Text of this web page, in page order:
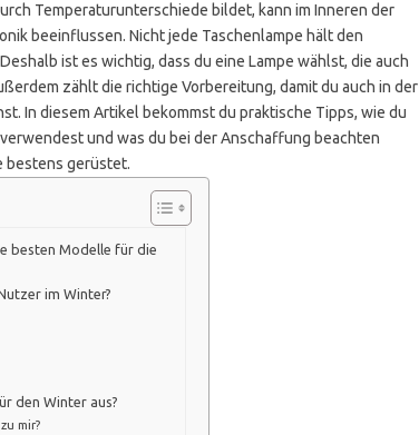
Temperaturunterschiede bildet, kann im Inneren der
beeinflussen. Nicht jede Taschenlampe hält den
ist es wichtig, dass du eine Lampe wählst, die auch
zählt die richtige Vorbereitung, damit du auch in der
In diesem Artikel bekommst du praktische Tipps, wie du
und was du bei der Anschaffung beachten
bestens gerüstet.
besten Modelle für die
im Winter?
den Winter aus?
mir?